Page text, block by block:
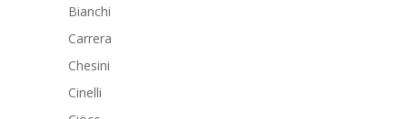
Bianchi
Carrera
Chesini
Cinelli